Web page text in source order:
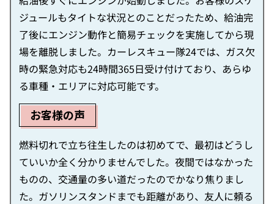
ジュールもタイトな状況とのことだったため、給油完
了後にエンジン動作と簡易チェックを実施してから現
場を離脱しました。カーレスキュー隊24では、ガス欠
時の緊急対応も24時間365日受け付けており、あらゆ
る車種・エリアに対応可能です。
お客様の声
燃料切れで立ち往生したのは初めてで、最初はどうし
ていいか全く分かりませんでした。夜間ではなかった
ものの、交通量の多い道だったのでかなり焦りまし
た。ガソリンスタンドまでも距離があり、友人に頼る